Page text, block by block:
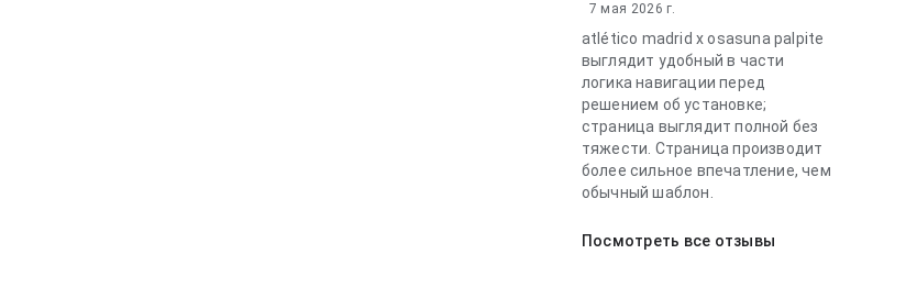
7 мая 2026 г.
atlético madrid x osasuna palpite
выглядит удобный в части
логика навигации перед
решением об установке;
страница выглядит полной без
тяжести. Страница производит
более сильное впечатление, чем
обычный шаблон.
Посмотреть все отзывы